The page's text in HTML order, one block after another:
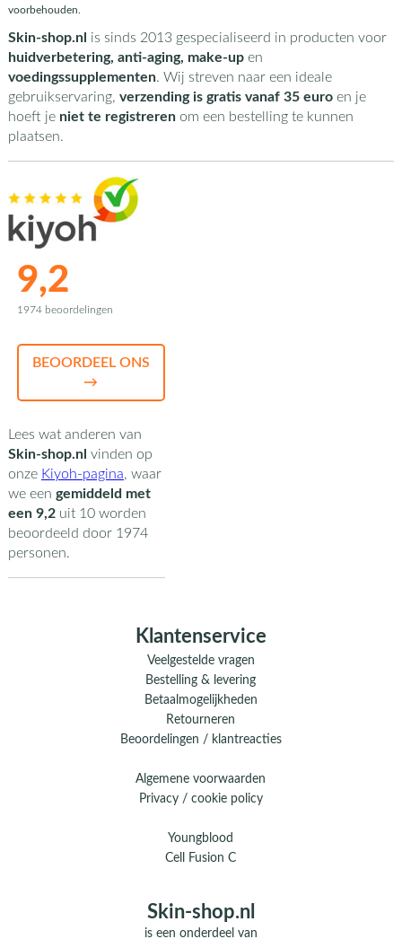
voorbehouden.
Skin-shop.nl is sinds 2013 gespecialiseerd in producten voor
huidverbetering, anti-aging, make-upen
voedingssupplementen. Wij streven naar een ideale
gebruikservaring, verzending is gratis vanaf 35 euroen je
hoeft je niet te registrerenom een bestelling te kunnen
plaatsen.
9,2
1974 beoordelingen
BEOORDEEL ONS
→
Lees wat anderen van
Skin-shop.nl vinden op
onze Kiyoh-pagina, waar
we een gemiddeld met
een 9,2uit 10worden
beoordeeld door 1974
personen.
Klantenservice
Veelgestelde vragen
Bestelling & levering
Betaalmogelijkheden
Retourneren
Beoordelingen / klantreacties
Algemene voorwaarden
Privacy / cookie policy
Youngblood
Cell Fusion C
Skin-shop.nl
is een onderdeel van